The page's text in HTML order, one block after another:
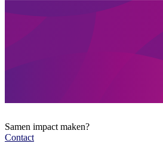
Samen impact maken?
Contact